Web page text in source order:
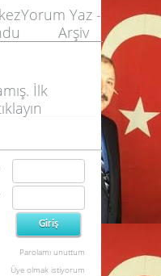
Yorum Yaz -
Arşiv
kez
İlk
Parolamı unuttum
Üye olmak istiyorum